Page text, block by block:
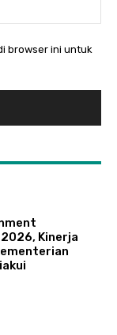
browser ini untuk
Kinerja